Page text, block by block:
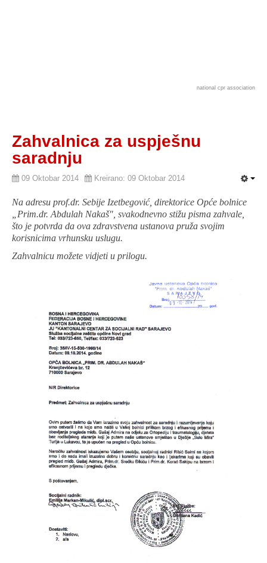
national cpr association
Zahvalnica za uspješnu
saradnju
09 Oktobar 2014 Kreirano: 09 Oktobar 2014
Na adresu prof.dr. Sebije Izetbegović, direktorice Opće bolnice
„Prim.dr. Abdulah Nakaš", svakodnevno stižu pisma zahvale,
što je potvrda da ova zdravstvena ustanova pruža svojim
korisnicima vrhunsku uslugu.
Zahvalnicu možete vidjeti u prilogu.